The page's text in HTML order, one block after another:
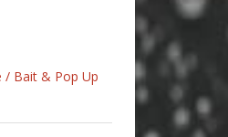
/ Bait & Pop Up